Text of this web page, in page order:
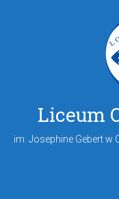
Liceum
im. Josephine Gebert w